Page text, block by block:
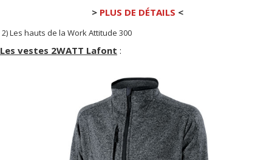
> PLUS DE DÉTAILS <
2) Les hauts de la Work Attitude 300
Les vestes 2WATT Lafont :